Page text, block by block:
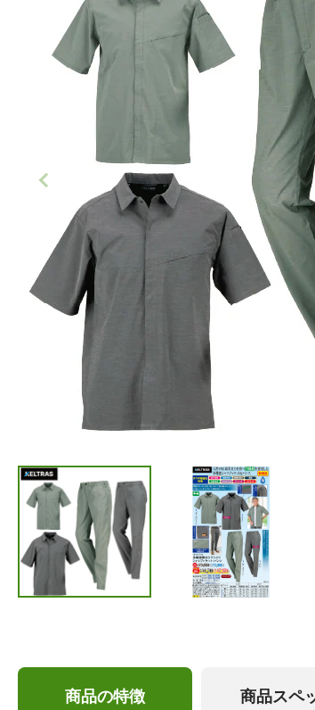
商品の特徴 商品スペ